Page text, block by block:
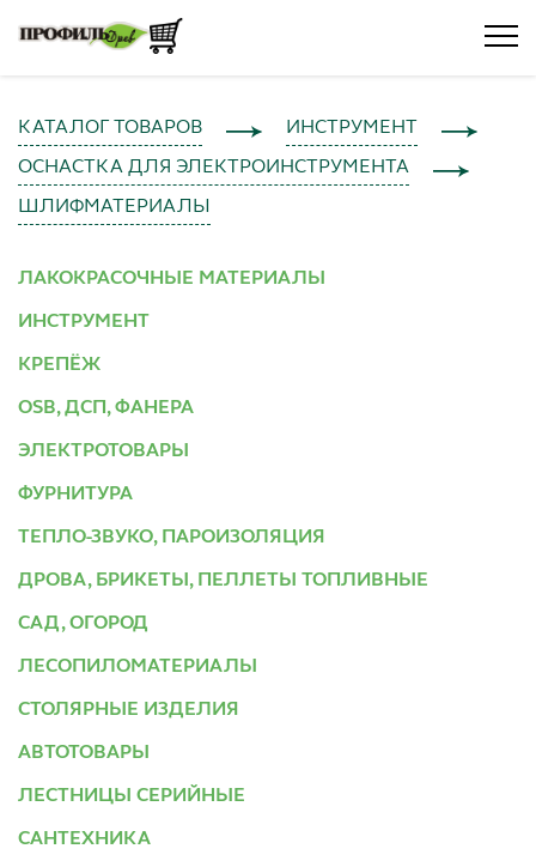
КАТАЛОГ ТОВАРОВ ИНСТРУМЕНТ
ОСНАСТКА ДЛЯ ЭЛЕКТРОИНСТРУМЕНТА
ШЛИФМАТЕРИАЛЫ
ЛАКОКРАСОЧНЫЕ МАТЕРИАЛЫ
ИНСТРУМЕНТ
КРЕПЁЖ
OSB, ДСП, ФАНЕРА
ЭЛЕКТРОТОВАРЫ
ФУРНИТУРА
ТЕПЛО-ЗВУКО, ПАРОИЗОЛЯЦИЯ
ДРОВА, БРИКЕТЫ, ПЕЛЛЕТЫ ТОПЛИВНЫЕ
САД, ОГОРОД
ЛЕСОПИЛОМАТЕРИАЛЫ
СТОЛЯРНЫЕ ИЗДЕЛИЯ
АВТОТОВАРЫ
ЛЕСТНИЦЫ СЕРИЙНЫЕ
САНТЕХНИКА